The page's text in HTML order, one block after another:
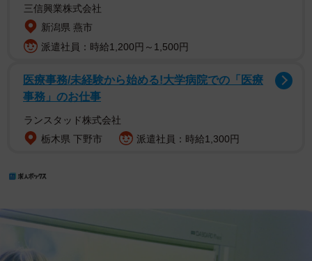
三信興業株式会社
新潟県 燕市
派遣社員：時給1,200円～1,500円
医療事務/未経験から始める!大学病院での「医療
事務」のお仕事
ランスタッド株式会社
栃木県 下野市
派遣社員：時給1,300円